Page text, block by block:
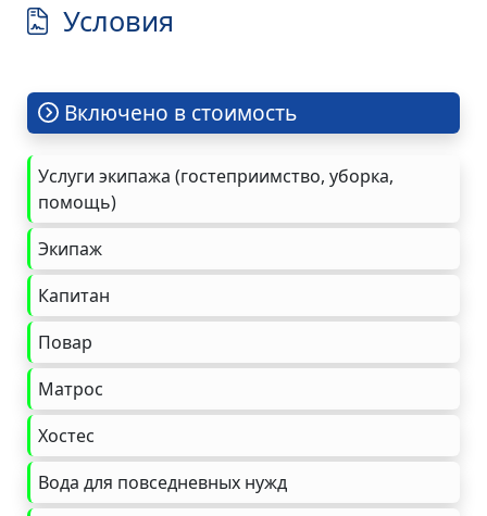
Условия
Включено в стоимость
Услуги экипажа (гостеприимство, уборка,
помощь)
Экипаж
Капитан
Повар
Матрос
Хостес
Вода для повседневных нужд